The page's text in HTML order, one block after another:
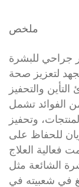
ملخص
جراحي للبشرة
لتعزيز صحة
والتحفيز
الفوائد تشمل
وتحفيز
للحفاظ على
فعالية العلاج
الشائعة مثل
في شعبيته في